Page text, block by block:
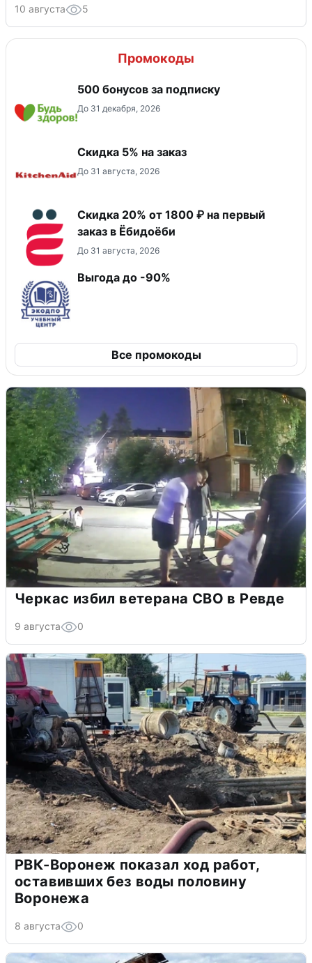
10 августа 5
Промокоды
500 бонусов за подписку
До 31 декабря, 2026
Скидка 5% на заказ
До 31 августа, 2026
Скидка 20% от 1800 ₽ на первый
заказ в Ёбидоёби
До 31 августа, 2026
Выгода до -90%
Все промокоды
Черкас избил ветерана СВО в Ревде
9 августа 0
РВК-Воронеж показал ход работ,
оставивших без воды половину
Воронежа
8 августа 0